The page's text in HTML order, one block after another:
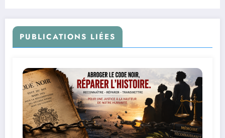
PUBLICATIONS LIÉES